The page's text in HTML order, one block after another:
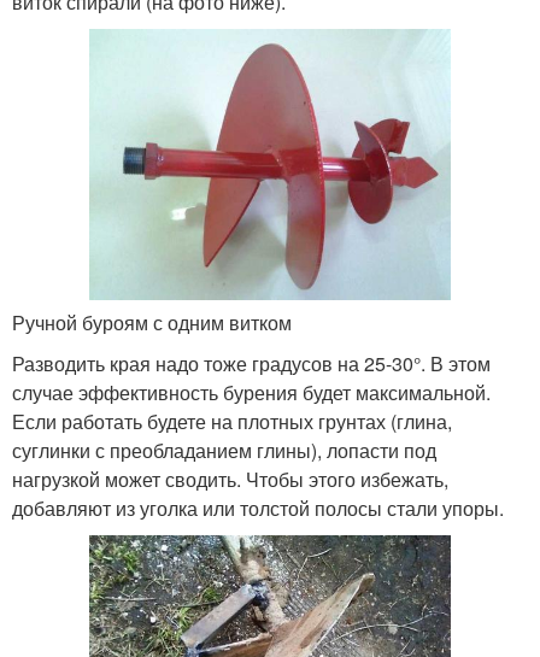
Ручной буроям с одним витком
Разводить края надо тоже градусов на 25-30°. В этом
случае эффективность бурения будет максимальной.
Если работать будете на плотных грунтах (глина,
суглинки с преобладанием глины), лопасти под
нагрузкой может сводить. Чтобы этого избежать,
добавляют из уголка или толстой полосы стали упоры.